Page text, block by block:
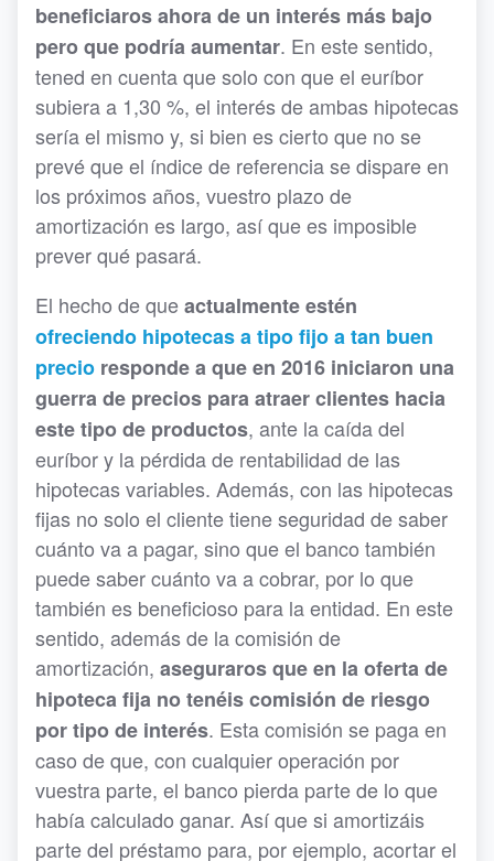
beneficiaros ahora de un interés más bajo
pero que podría aumentar. En este sentido,
tened en cuenta que solo con que el euríbor
subiera a 1,30 %, el interés de ambas hipotecas
sería el mismo y, si bien es cierto que no se
prevé que el índice de referencia se dispare en
los próximos años, vuestro plazo de
amortización es largo, así que es imposible
prever qué pasará.
El hecho de queactualmente estén
ofreciendo hipotecas a tipo fijo a tan buen
precio responde a que en 2016 iniciaron una
guerra de precios para atraer clientes hacia
este tipo de productos, ante la caída del
euríbor y la pérdida de rentabilidad de las
hipotecas variables. Además, con las hipotecas
fijas no solo el cliente tiene seguridad de saber
cuánto va a pagar, sino que el banco también
puede saber cuánto va a cobrar, por lo que
también es beneficioso para la entidad. En este
sentido, además de la comisión de
amortización, aseguraros que en la oferta de
hipoteca fija no tenéis comisión de riesgo
por tipo de interés. Esta comisión se paga en
caso de que, con cualquier operación por
vuestra parte, el banco pierda parte de lo que
había calculado ganar. Así que si amortizáis
parte del préstamo para, por ejemplo, acortar el